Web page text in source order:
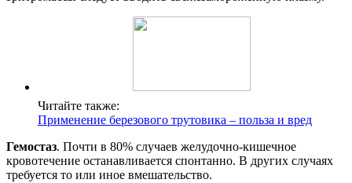
Читайте также:
Применение березового трутовика – польза и вред
Гемостаз. Почти в 80% случаев желудочно-кишечное
кровотечение останавливается спонтанно. В других случаях
требуется то или иное вмешательство.